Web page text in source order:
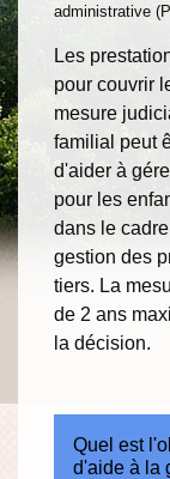
administrative
Les
pour couvrir
mesure
familial peut
d'aider à
pour les
dans le
gestion des
tiers. La
de 2 ans
la décision.
Quel est
d'aide à la